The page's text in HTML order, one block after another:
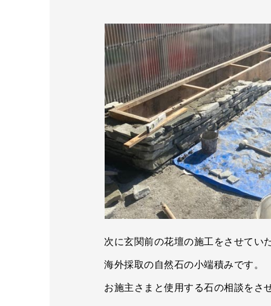
次に玄関前の花壇の施工をさせてい
海外採取の自然石の小端積みです。
お施主さまと使用する石の相談をさ